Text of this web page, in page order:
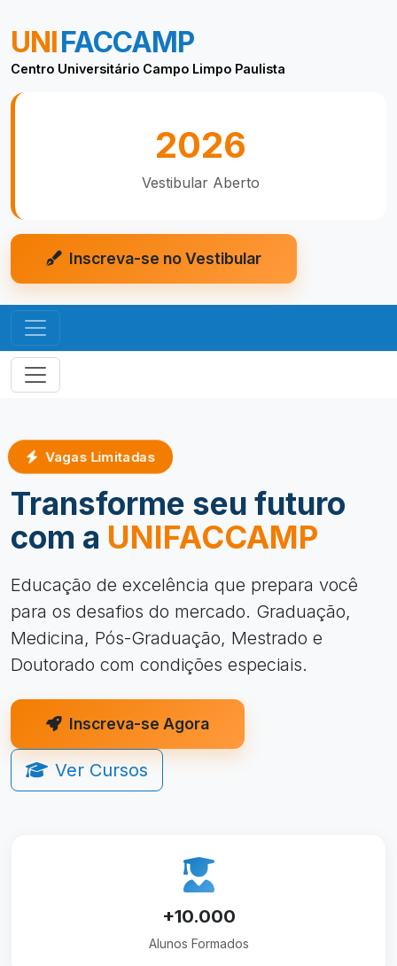
UNIFACCAMP
Centro Universitário Campo Limpo Paulista
2026
Vestibular Aberto
Inscreva-se no Vestibular
Vagas Limitadas
Transforme seu futuro
com a UNIFACCAMP
Educação de excelência que prepara você
para os desafios do mercado. Graduação,
Medicina, Pós-Graduação, Mestrado e
Doutorado com condições especiais.
Inscreva-se Agora
Ver Cursos
+10.000
Alunos Formados